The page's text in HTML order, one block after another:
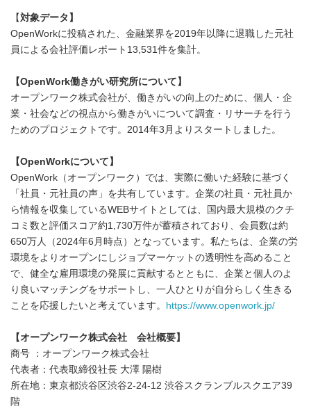
【対象データ】
OpenWorkに投稿された、金融業界を2019年以降に退職した元社
員による会社評価レポート13,531件を集計。
【OpenWork働きがい研究所について】
オープンワーク株式会社が、働きがいの向上のために、個人・企
業・社会などの視点から働きがいについて調査・リサーチを行う
ためのプロジェクトです。2014年3月よりスタートしました。
【OpenWorkについて】
OpenWork（オープンワーク）では、実際に働いた経験に基づく
「社員・元社員の声」を共有しています。企業の社員・元社員か
ら情報を収集しているWEBサイトとしては、国内最大規模のクチ
コミ数と評価スコア約1,730万件が蓄積されており、会員数は約
650万人（2024年6月時点）となっています。私たちは、企業の労
環境をよりオープンにしジョブマーケットの透明性を高めること
で、健全な雇用環境の発展に貢献するとともに、企業と個人のよ
り良いマッチングをサポートし、一人ひとりが自分らしく生きる
ことを応援したいと考えています。 https://www.openwork.jp/
【オープンワーク株式会社 会社概要】
商号 ：オープンワーク株式会社
代表者：代表取締役社長 大澤 陽樹
所在地：東京都渋谷区渋谷2-24-12 渋谷スクランブルスクエア39
階